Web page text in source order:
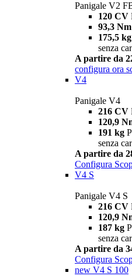
Panigale V2
120 CV
93,3 Nm
175,5 kg
senza
A partire da
configura ora
V4
Panigale V4
216 CV
120,9
191 kg
senza
A partire da
Configura
V4 S
Panigale V4 S
216 CV
120,9
187 kg
senza
A partire da
Configura
new V4 S 100